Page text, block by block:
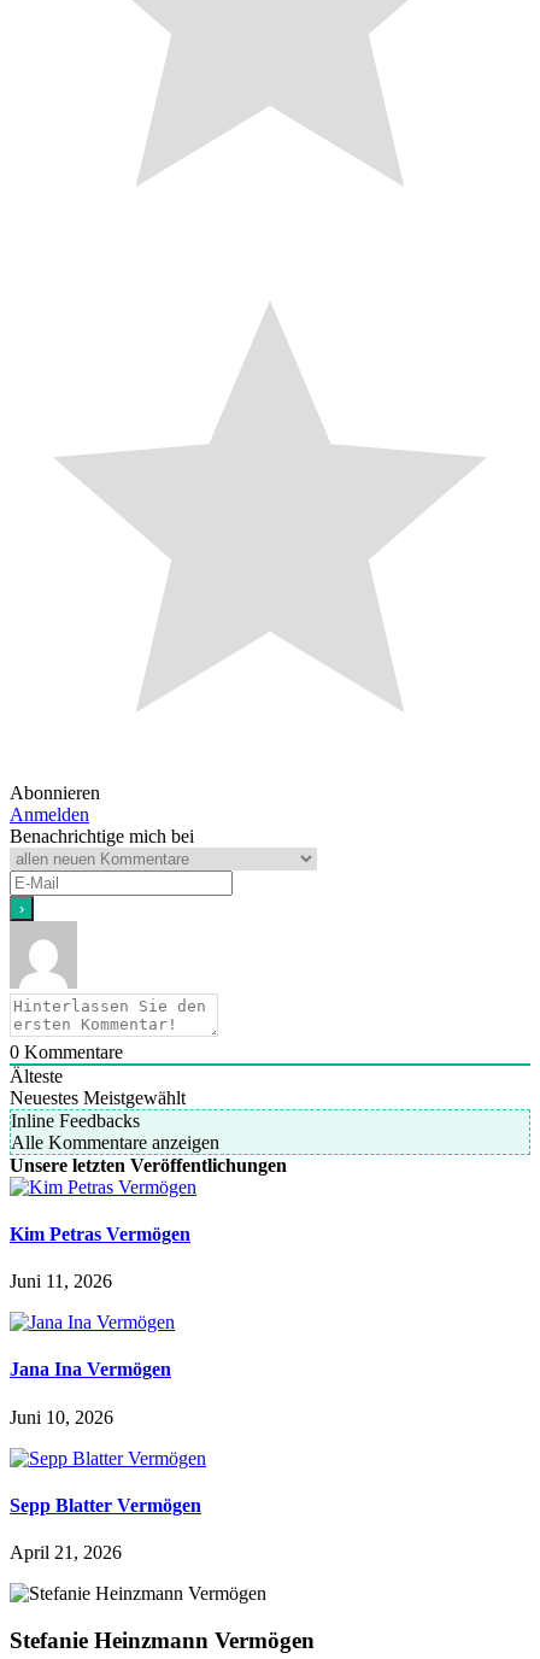
Abonnieren
Anmelden
Benachrichtige mich bei
0 Kommentare
Älteste
Neuestes Meistgewählt
Inline Feedbacks
Alle Kommentare anzeigen
Unsere letzten Veröffentlichungen
Kim Petras Vermögen
Juni 11, 2026
Jana Ina Vermögen
Juni 10, 2026
Sepp Blatter Vermögen
April 21, 2026
Stefanie Heinzmann Vermögen